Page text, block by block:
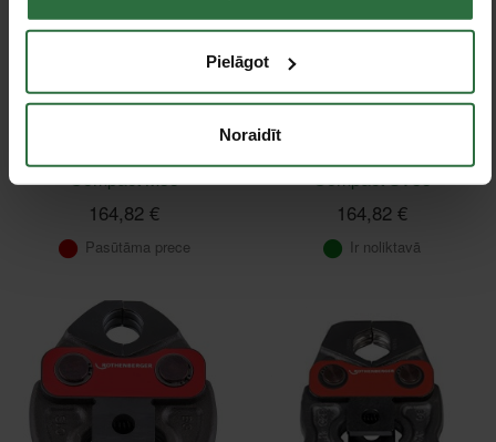
Pielāgot
Noraidīt
ROTHENBERGER
Compact M35
164,82 €
Pasūtāma prece
ROTHENBERGER
Compact SV35
164,82 €
Ir noliktavā